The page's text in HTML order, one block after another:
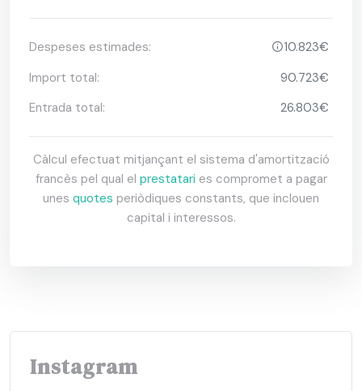
Despeses estimades:
10.823€
Import total:
90.723€
Entrada total:
26.803€
Càlcul efectuat mitjançant el sistema d'amortització
francès pel qual el prestatari es compromet a pagar
unes quotes periòdiques constants, que inclouen
capital i interessos.
Instagram